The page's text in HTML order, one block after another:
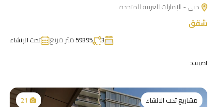
دبي - الإمارات العربية المتحدة
شقق
3
59395متر مربع
تحت الإنشاء
اضيف:
مشاريع تحت الانشاء 21